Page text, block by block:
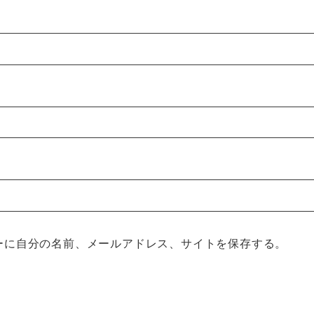
自分の名前、メールアドレス、サイトを保存する。